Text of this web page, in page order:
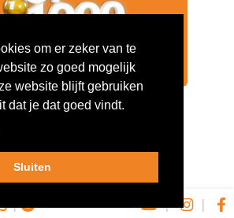
Jaargang 2025 978
| | |
om er zeker van te
zo goed mogelijk
website blijft gebruiken
dat je dat goed vindt.
Sluiten